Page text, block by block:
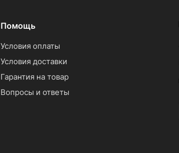
Помощь
Условия оплаты
Условия доставки
Гарантия на товар
Вопросы и ответы